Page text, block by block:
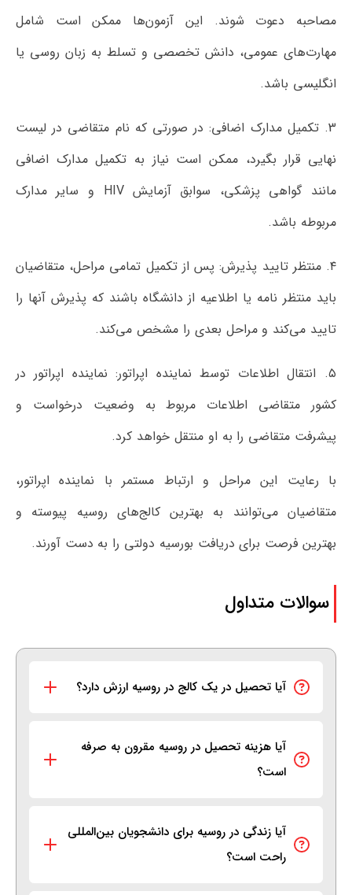
مصاحبه دعوت شوند. این آزمون‌ها ممکن است شامل
مهارت‌های عمومی، دانش تخصصی و تسلط به زبان روسی یا
انگلیسی باشد.
3. تکمیل مدارک اضافی: در صورتی که نام متقاضی در لیست
نهایی قرار بگیرد، ممکن است نیاز به تکمیل مدارک اضافی
مانند گواهی پزشکی، سوابق آزمایش HIV و سایر مدارک
مربوطه باشد.
۴. منتظر تایید پذیرش: پس از تکمیل تمامی مراحل، متقاضیان
باید منتظر نامه یا اطلاعیه از دانشگاه باشند که پذیرش آنها را
تایید می‌کند و مراحل بعدی را مشخص می‌کند.
۵. انتقال اطلاعات توسط نماینده اپراتور: نماینده اپراتور در
کشور متقاضی اطلاعات مربوط به وضعیت درخواست و
پیشرفت متقاضی را به او منتقل خواهد کرد.
با رعایت این مراحل و ارتباط مستمر با نماینده اپراتور،
متقاضیان می‌توانند به بهترین کالج‌های روسیه پیوسته و
بهترین فرصت برای دریافت بورسیه دولتی را به دست آورند.
سوالات متداول
آیا تحصیل در یک کالج در روسیه ارزش دارد؟
آیا هزینه تحصیل در روسیه مقرون به صرفه
است؟
آیا زندگی در روسیه برای دانشجویان بین‌المللی
راحت است؟